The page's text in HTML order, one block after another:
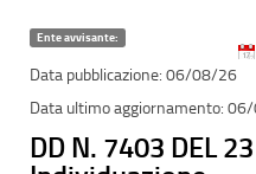
Ente avvisante:
06/08/26
DD N. 7403 DEL